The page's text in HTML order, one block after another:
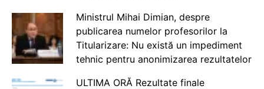
Ministrul Mihai Dimian, despre
publicarea numelor profesorilor la
Titularizare: Nu există un impediment
tehnic pentru anonimizarea rezultatelor
ULTIMA ORĂ Rezultate finale